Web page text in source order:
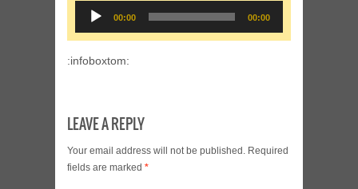
Audio
Player
00:00 00:00
:infoboxtom:
LEAVE A REPLY
Your email address will not be published. Required
fields are marked *